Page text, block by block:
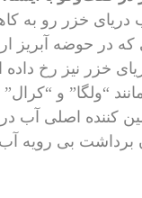
دریای خزر رو به
که در حوضه آبریز
خزر نیز رخ
“ولگا” و “کرال”
کننده اصلی آب
بی رویه آب